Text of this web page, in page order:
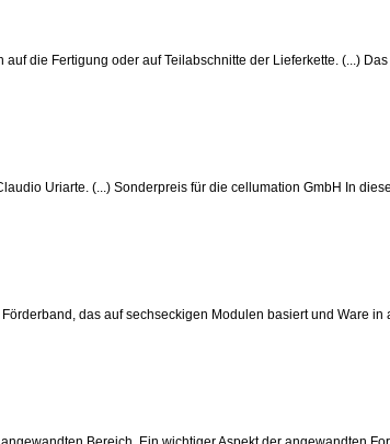
die Fertigung oder auf Teilabschnitte der Lieferkette. (...) Das
Uriarte. (...) Sonderpreis für die cellumation GmbH In
das auf sechseckigen Modulen basiert und Ware in